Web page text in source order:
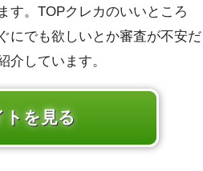
す。TOPクレカのいいところ
にでも欲しいとか審査が不安だ
介しています。
トを見る